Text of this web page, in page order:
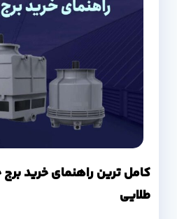
کامل ترین راهنمای خرید
طلایی